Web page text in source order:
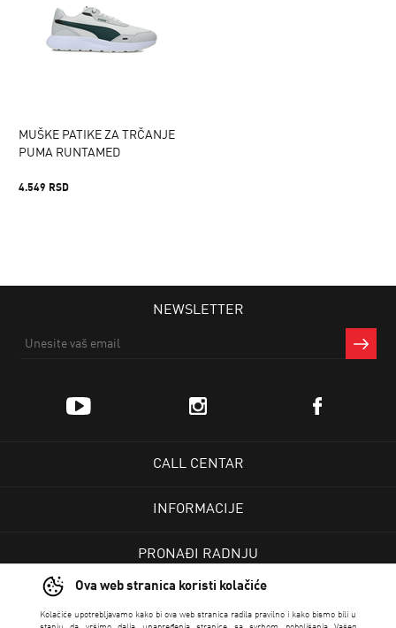
Ova web stranica koristi kolačiće
Kolačiće upotrebljavamo kako bi ova web stranica radila pravilno i kako bismo bili u
MUŠKE PATIKE ZA TRČANJE
PUMA RUNTAMED
4.549 RSD
NEWSLETTER
CALL CENTAR
INFORMACIJE
PRONAĐI RADNJU